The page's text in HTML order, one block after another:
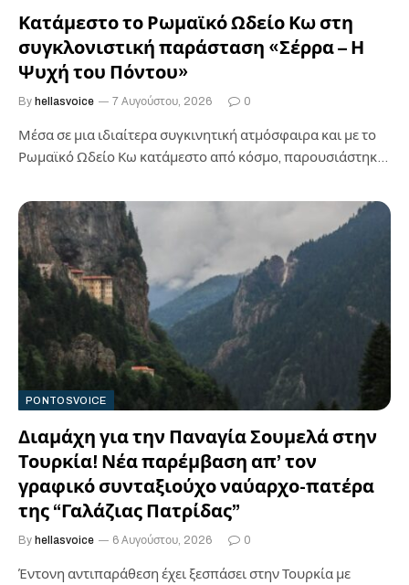
Κατάμεστο το Ρωμαϊκό Ωδείο Κω στη
συγκλονιστική παράσταση «Σέρρα – Η
Ψυχή του Πόντου»
By hellasvoice 7 Αυγούστου, 2026 0
Μέσα σε μια ιδιαίτερα συγκινητική ατμόσφαιρα και με το
Ρωμαϊκό Ωδείο Κω κατάμεστο από κόσμο, παρουσιάστηκε
PONTOSVOICE
Διαμάχη για την Παναγία Σουμελά στην
Τουρκία! Νέα παρέμβαση απ’ τον
γραφικό συνταξιούχο ναύαρχο-πατέρα
της “Γαλάζιας Πατρίδας”
By hellasvoice 6 Αυγούστου, 2026 0
Έντονη αντιπαράθεση έχει ξεσπάσει στην Τουρκία με